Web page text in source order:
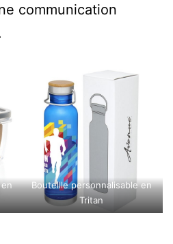
communication
Bouteille personnalisable en
Tritan